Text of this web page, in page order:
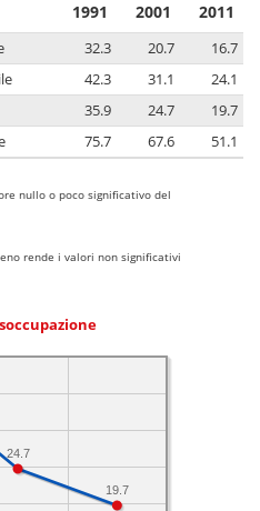
1991 2001 2011
32.3 20.7
16.7
42.3 31.1
24.1
35.9 24.7
19.7
75.7 67.6 51.1
nullo o poco significativo del
rende i valori non significativi
19.7
24.7